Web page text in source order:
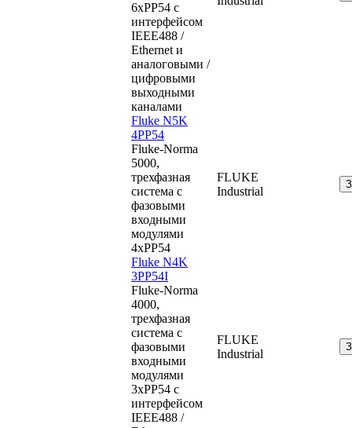
6xPP54 с
интерфейсом
IEEE488 /
Ethernet и
аналоговыми /
цифровыми
выходными
каналами
Fluke N5K
4PP54
Fluke-Norma
5000,
трехфазная
система с
фазовыми
входными
модулями
4xPP54
FLUKE
Industrial
Fluke N4K
3PP54I
Fluke-Norma
4000,
трехфазная
система с
фазовыми
входными
модулями
3xPP54 с
интерфейсом
IEEE488 /
FLUKE
Industrial